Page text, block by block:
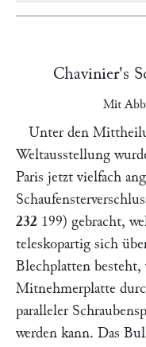
Chavinier's
Mit
Unter den
Weltausstellung
Paris jetzt vielfach
232 199) gebracht,
teleskopartig sich
Blechplatten besteht,
Mitnehmerplatte
paralleler
werden kann. Das